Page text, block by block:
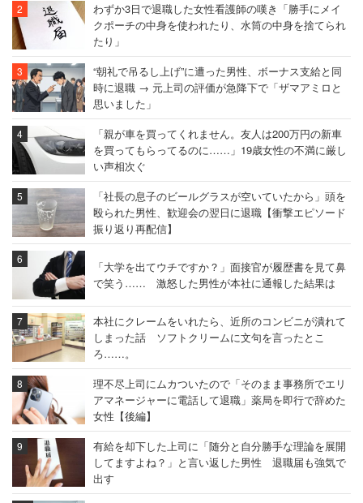
わずか3日で退職した女性看護師の嘆き「勝手にメイ
クポーチの中身を使われたり、水筒の中身を捨てられ
たり」
“朝礼で吊るし上げ”に遭った男性、ボーナス支給と同
時に退職 → 元上司の評価が急降下で「ザマアミロと
思いました」
「親が車を買ってくれません。友人は200万円の新車
を買ってもらってるのに……」19歳女性の不満に厳し
い声相次ぐ
「社長の息子のビールグラスが空いていたから」頭を
殴られた男性、歓迎会の翌日に退職【衝撃エピソード
振り返り再配信】
「大学を出てウチですか？」面接官が履歴書を見て鼻
で笑う…… 激怒した男性が本社に通報した結果は
本社にクレームをいれたら、近所のコンビニが潰れて
しまった話 ソフトクリームに文句を言ったとこ
ろ……。
理不尽上司にムカついたので「そのまま事務所でエリ
アマネージャーに電話して退職」薬局を即行で辞めた
女性【後編】
有給を却下した上司に「随分と自分勝手な理論を展開
してますよね？」と言い返した男性 退職届も強気で
出す